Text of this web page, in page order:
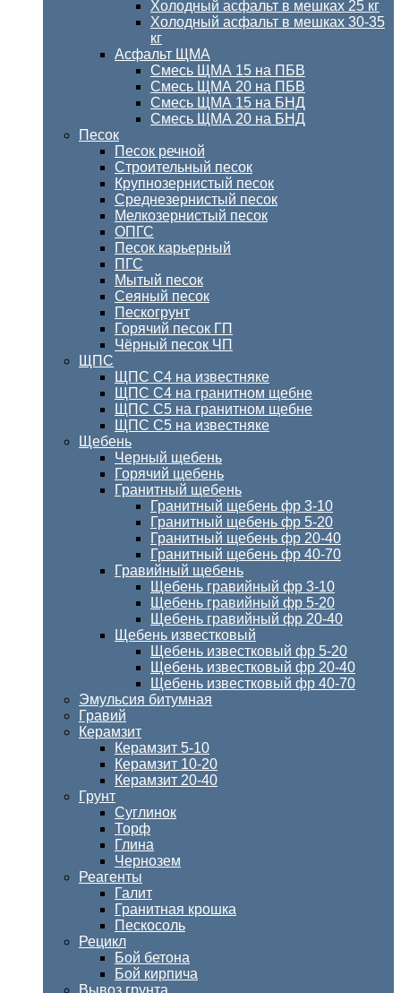
Холодный асфальт в мешках 25 кг
Холодный асфальт в мешках 30-35
кг
Асфальт ЩМА
Смесь ЩМА 15 на ПБВ
Смесь ЩМА 20 на ПБВ
Смесь ЩМА 15 на БНД
Смесь ЩМА 20 на БНД
Песок
Песок речной
Строительный песок
Крупнозернистый песок
Среднезернистый песок
Мелкозернистый песок
ОПГС
Песок карьерный
ПГС
Мытый песок
Сеяный песок
Пескогрунт
Горячий песок ГП
Чёрный песок ЧП
ЩПС
ЩПС С4 на известняке
ЩПС С4 на гранитном щебне
ЩПС С5 на гранитном щебне
ЩПС С5 на известняке
Щебень
Черный щебень
Горячий щебень
Гранитный щебень
Гранитный щебень фр 3-10
Гранитный щебень фр 5-20
Гранитный щебень фр 20-40
Гранитный щебень фр 40-70
Гравийный щебень
Щебень гравийный фр 3-10
Щебень гравийный фр 5-20
Щебень гравийный фр 20-40
Щебень известковый
Щебень известковый фр 5-20
Щебень известковый фр 20-40
Щебень известковый фр 40-70
Эмульсия битумная
Гравий
Керамзит
Керамзит 5-10
Керамзит 10-20
Керамзит 20-40
Грунт
Суглинок
Торф
Глина
Чернозем
Реагенты
Галит
Гранитная крошка
Пескосоль
Рецикл
Бой бетона
Бой кирпича
Вывоз грунта